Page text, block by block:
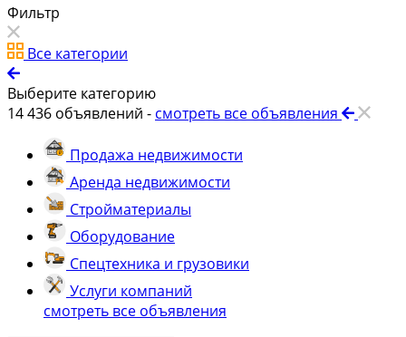
Фильтр
Все категории
Выберите категорию
14 436 объявлений - смотреть все объявления
Продажа недвижимости
Аренда недвижимости
Стройматериалы
Оборудование
Спецтехника и грузовики
Услуги компаний
смотреть все объявления